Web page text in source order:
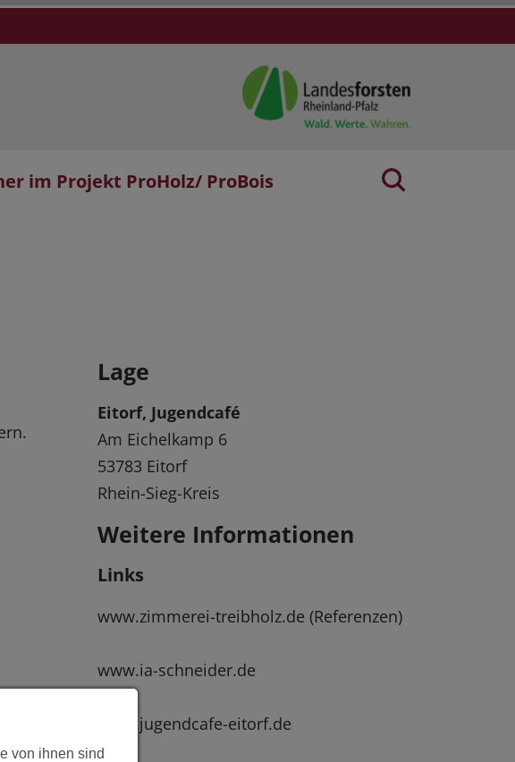
im Projekt ProHolz/ ProBois
Lage
Eitorf, Jugendcafé
Am Eichelkamp 6
53783 Eitorf
Rhein-Sieg-Kreis
Weitere Informationen
Links
www.zimmerei-treibholz.de (Referenzen)
www.ia-schneider.de
www.jugendcafe-eitorf.de
von ihnen sind